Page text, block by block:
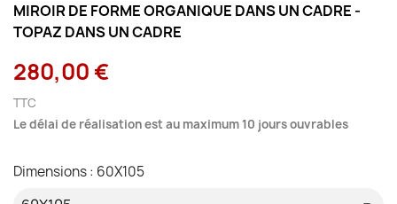
MIROIR DE FORME ORGANIQUE DANS UN CADRE -
TOPAZ DANS UN CADRE
280,00 €
TTC
Le délai de réalisation est au maximum 10 jours ouvrables
Dimensions : 60X105